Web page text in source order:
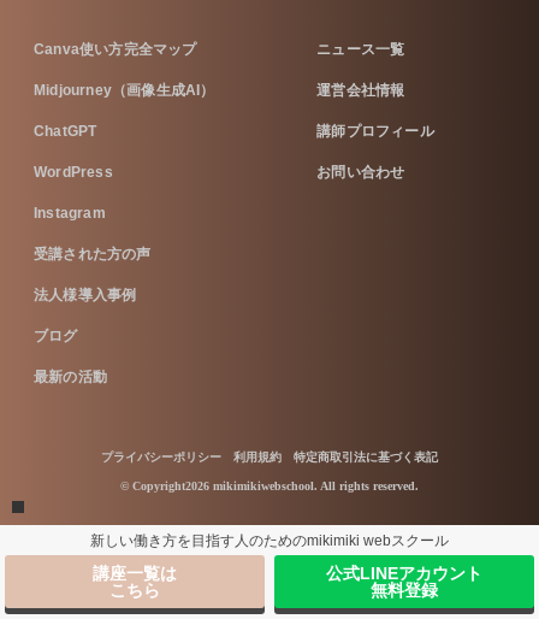
Canva使い方完全マップ
Midjourney（画像生成AI）
ChatGPT
WordPress
Instagram
受講された方の声
法人様導入事例
ブログ
最新の活動
ニュース一覧
運営会社情報
講師プロフィール
お問い合わせ
© Copyright2026 mikimikiwebschool. All rights reserved.
プライバシーポリシー 利用規約 特定商取引法に基づく表記
新しい働き方を目指す人のためのmikimiki webスクール
講座一覧は
こちら
公式LINEアカウント
無料登録